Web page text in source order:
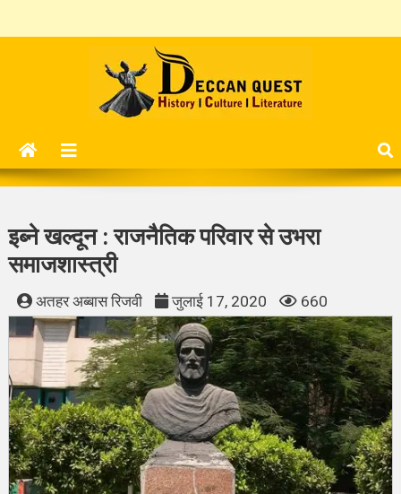
Deccan Quest
इब्ने खल्दून : राजनैतिक परिवार से उभरा
समाजशास्त्री
अतहर अब्बास रिजवी जुलाई 17, 2020 660